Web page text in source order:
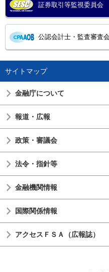
証券取引等監視委員会
公認会計士・監査審査
サイトマップ
金融庁について
報道・広報
政策・審議会
法令・指針等
金融機関情報
国際関係情報
アクセスＦＳＡ（広報誌）